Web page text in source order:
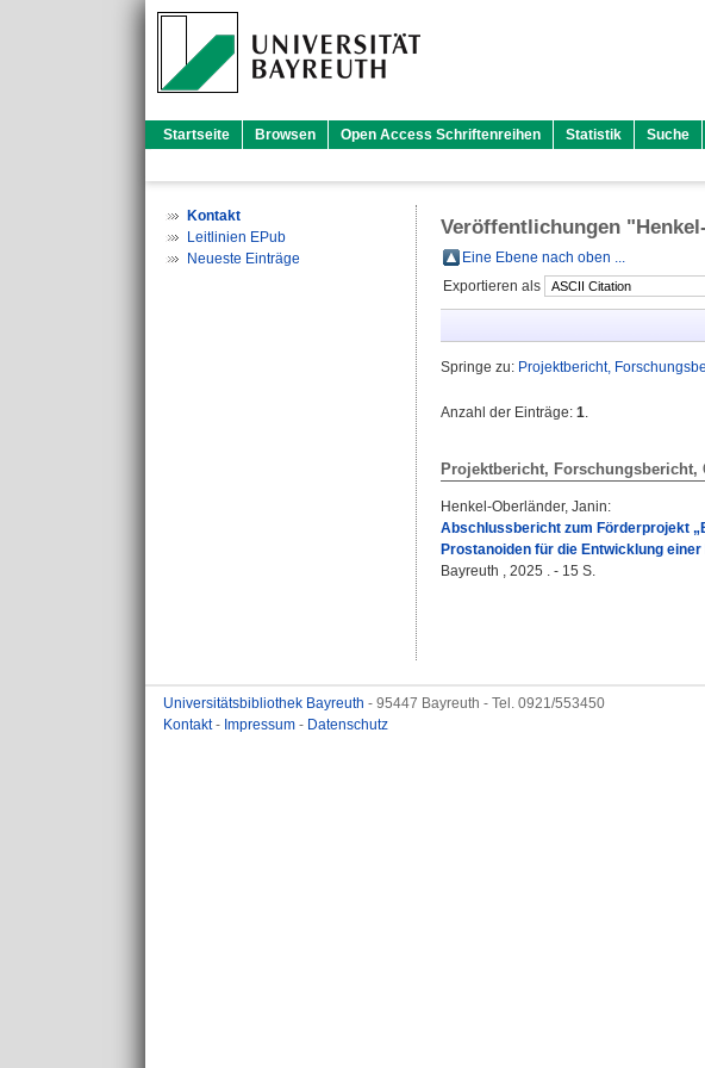
Startseite Browsen Open Access Schriftenreihen Statistik Suche
Kontakt
Leitlinien EPub
Neueste Einträge
Veröffentlichungen "
Eine Ebene nach oben ...
Exportieren als
Springe zu: Projektbericht,
Anzahl der Einträge: 1.
Projektbericht, Forschungsbericht,
Henkel-Oberländer, Janin:
Abschlussbericht zum Förderprojekt
Prostanoiden für die Entwicklung
Bayreuth , 2025 . - 15 S.
Universitätsbibliothek Bayreuth - 95447 Bayreuth - Tel. 0921/553450
Kontakt- Impressum - Datenschutz